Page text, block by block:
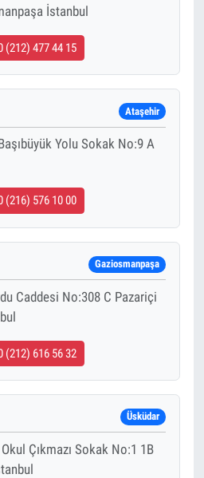
İstanbul
(212) 477 44 15
Ataşehir
Yolu Sokak No:9 A
(216) 576 10 00
Gaziosmanpaşa
Caddesi No:308 C Pazariçi
(212) 616 56 32
Üsküdar
Çıkmazı Sokak No:1 1B